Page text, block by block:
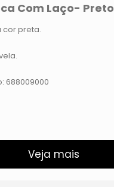
Com Laço- Preto
cor preta.
688009000
Veja mais